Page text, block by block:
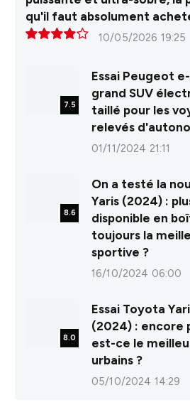
qu'il faut absolument
10/05/2026 19:25
7.5
Essai Peugeot
grand SUV
taillé pour les
relevés
01/11/2024 21:11
8.6
On a testé la
Yaris (2024) :
disponible en
toujours la
sportive ?
16/10/2024 06:00
8.0
Essai Toyota
(2024) : encore
est-ce le
urbains ?
05/10/2024 14:29